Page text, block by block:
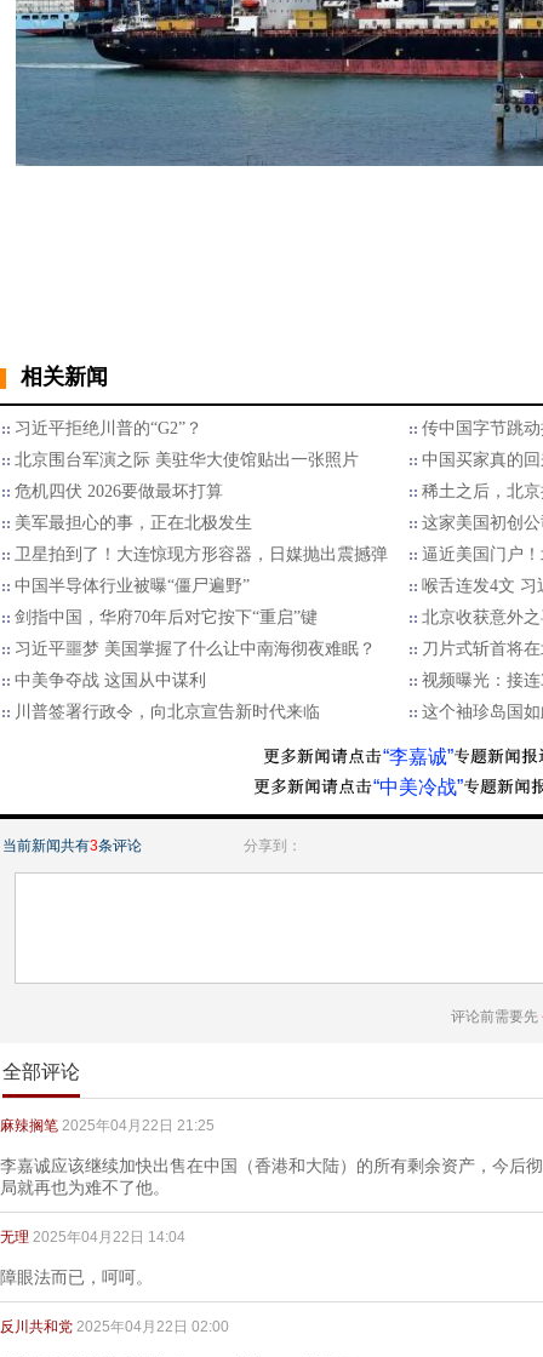
相关新闻
习近平拒绝川普的“G2”？
传中国字节跳
北京围台军演之际 美驻华大使馆贴出一张照片
中国买家真的
危机四伏 2026要做最坏打算
稀土之后，北
美军最担心的事，正在北极发生
这家美国初创
卫星拍到了！大连惊现方形容器，日媒抛出震撼弹
逼近美国门户
中国半导体行业被曝“僵尸遍野”
喉舌连发4文 习
剑指中国，华府70年后对它按下“重启”键
北京收获意外
习近平噩梦 美国掌握了什么让中南海彻夜难眠？
刀片式斩首将
中美争夺战 这国从中谋利
视频曝光：接
川普签署行政令，向北京宣告新时代来临
这个袖珍岛国
“李嘉诚”
“中美冷战”
当前新闻共有3条评论 分享到：
评论前需要先
全部评论
麻辣搁笔 2025年04月22日 21:25
李嘉诚应该继续加快出售在中国（香港和大陆）的所有剩余资产，今后
局就再也为难不了他。
无理 2025年04月22日 14:04
障眼法而已，呵呵。
反川共和党 2025年04月22日 02:00